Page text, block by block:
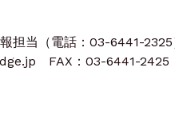
担当（電話：03-6441-2325
FAX：03-6441-2425